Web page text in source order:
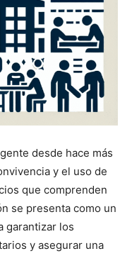
desde hace más
y el uso de
que comprenden
se presenta como un
garantizar los
y asegurar una